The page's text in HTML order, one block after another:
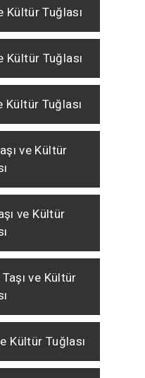
Kültür Tuğlası
Kültür Tuğlası
Kültür Tuğlası
ve Kültür
ve Kültür
ve Kültür
Kültür Tuğlası